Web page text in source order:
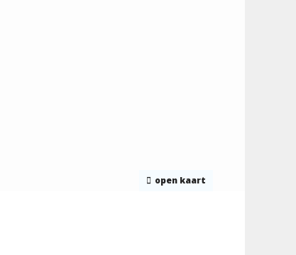
open kaart